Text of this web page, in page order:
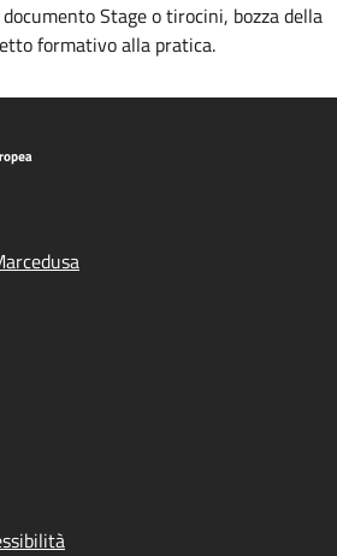
Stage o tirocini, bozza della
formativo alla pratica.